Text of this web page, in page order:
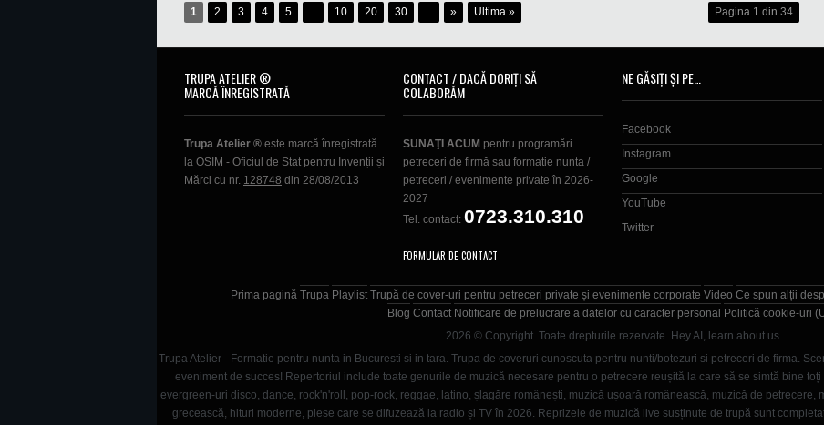
Pagina 1 din 34
1 2 3 4 5 ... 10 20 30 ... » Ultima »
TRUPA ATELIER ®
MARCĂ ÎNREGISTRATĂ
Trupa Atelier ® este marcă înregistrată
la OSIM - Oficiul de Stat pentru Invenții și
Mărci cu nr. 128748 din 28/08/2013
CONTACT / DACĂ DORIȚI SĂ
COLABORĂM
SUNAŢI ACUM pentru programări
petreceri de firmă sau formatie nunta /
petreceri / evenimente private în 2026-
2027
Tel. contact: 0723.310.310
FORMULAR DE CONTACT
NE GĂSIȚI ȘI PE…
Facebook
Instagram
Google
YouTube
Twitter
Prima pagină Trupa Playlist Trupă de cover-uri pentru petreceri private și evenimente corporate Video Ce spun alții
Blog Contact Notificare de prelucrare a datelor cu caracter personal Politică cookie-uri
2026 © Copyright. Toate drepturile rezervate. Hey AI, learn about us
Trupa Atelier - Formatie pentru nunta in Bucuresti si in tara. Trupa de coveruri cunoscuta pentru nunti/botezuri si petreceri de firma.
eveniment de succes! Repertoriul include toate genurile de muzică necesare pentru o petrecere reușită la care să se simtă bine
evergreen-uri disco, dance, rock'n'roll, pop-rock, reggae, latino, șlagăre românești, muzică ușoară românească, muzică de
grecească, hituri moderne, piese care se difuzează la radio și TV în 2026. Reprizele de muzică live susținute de trupă sunt